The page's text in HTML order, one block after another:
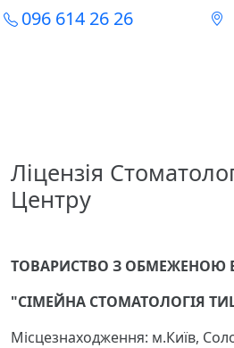
096 614 26 26
Ліцензія
Центру
ТОВАРИСТВО З ОБМЕЖЕНОЮ
"СІМЕЙНА СТОМАТОЛОГІЯ
Місцезнаходження: м.Київ,